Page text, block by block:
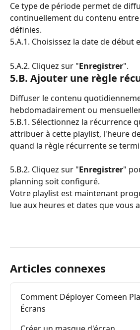
Ce type de période permet de
continuellement du contenu
définies.
5.A.1. Choisissez la date de début
5.A.2. Cliquez sur "Enregistrer".
5.B. Ajouter une règle
Diffuser le contenu
hebdomadairement ou
5.B.1. Sélectionnez la récurrence
attribuer à cette playlist, l'heure
quand la règle récurrente se
5.B.2. Cliquez sur "Enregistrer"
planning soit configuré.
Votre playlist est maintenant
lue aux heures et dates que vous
Articles connexes
Comment Déployer Comeen
Écrans